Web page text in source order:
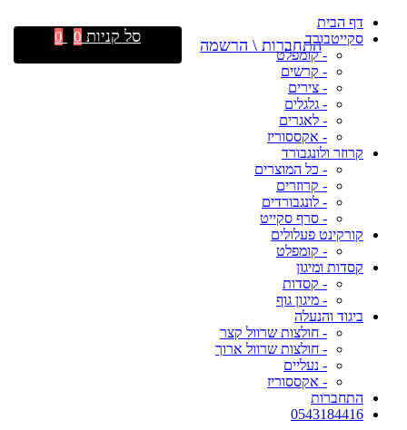
דף הבית
סקייטבורד
- קומפלט
- קרשים
- צירים
- גלגלים
- לאגרים
- אקססוריז
קרוזר ולונגבורד
- כל המוצרים
- קרוזרים
- לונגבורדים
- סרף סקייט
קורקינט פעלולים
- קומפלט
קסדות ומיגון
- קסדות
- מיגון גוף
ביגוד והנעלה
- חולצות שרוול קצר
- חולצות שרוול ארוך
- נעליים
- אקססוריז
התחברות
0543184416
התחברות \ הרשמה סל קניות 0
0